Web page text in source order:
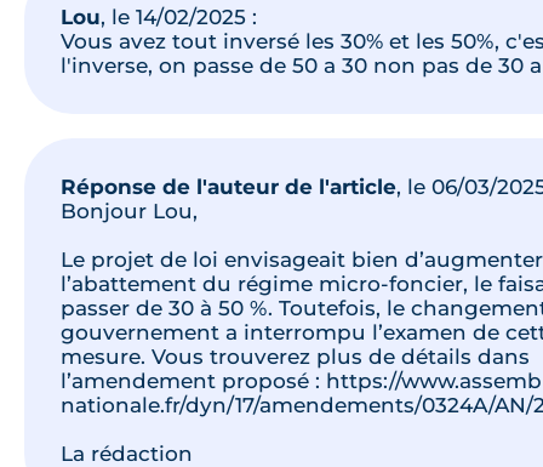
Lou, le 14/02/2025 :
Vous avez tout inversé les 30% et les 50%,
l'inverse, on passe de 50 a 30 non pas de 30
Réponse de l'auteur de l'article, le 06/03/
Bonjour Lou,
Le projet de loi envisageait bien d’augmenter
l’abattement du régime micro-foncier, le
passer de 30 à 50 %. Toutefois, le
gouvernement a interrompu l’examen de
mesure. Vous trouverez plus de détails dans
l’amendement proposé : https://
nationale.fr/dyn/17/amendements/0324A/AN/
La rédaction